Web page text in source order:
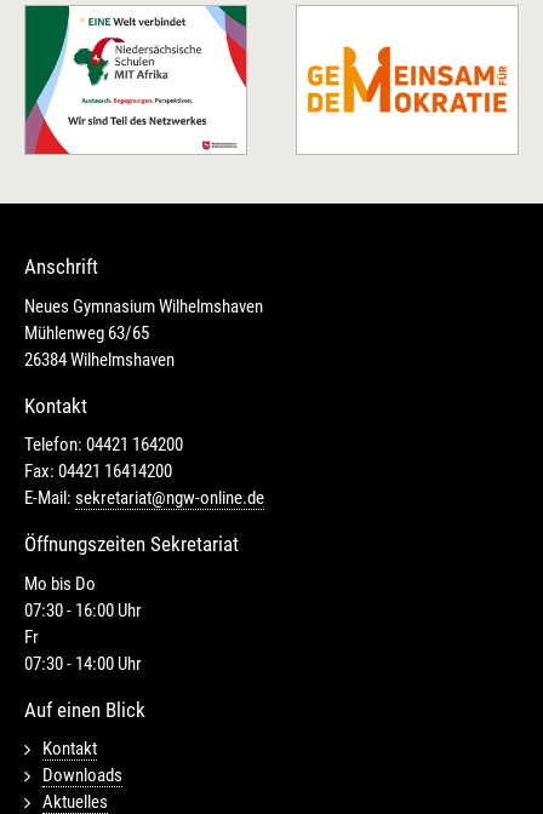
Anschrift
Neues Gymnasium Wilhelmshaven
Mühlenweg 63/65
26384 Wilhelmshaven
Kontakt
Telefon: 04421 164200
Fax: 04421 16414200
E-Mail: sekretariat@ngw-online.de
Öffnungszeiten Sekretariat
Mo bis Do
07:30 - 16:00 Uhr
Fr
07:30 - 14:00 Uhr
Auf einen Blick
Kontakt
Downloads
Aktuelles